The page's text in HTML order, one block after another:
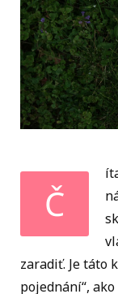
Č
zaradiť. Je táto
pojednání“,